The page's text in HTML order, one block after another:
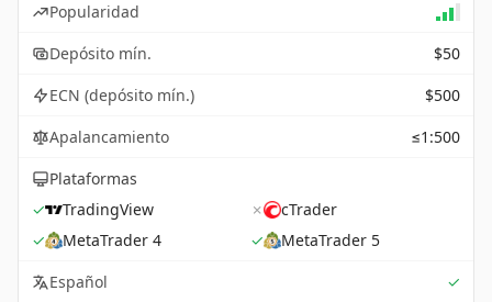
Popularidad
Depósito mín.
$50
ECN (depósito mín.)
$500
Apalancamiento
≤1:500
Plataformas
✓
TradingView ✗
cTrader
✓
MetaTrader 4 ✓
MetaTrader 5
Español
✓